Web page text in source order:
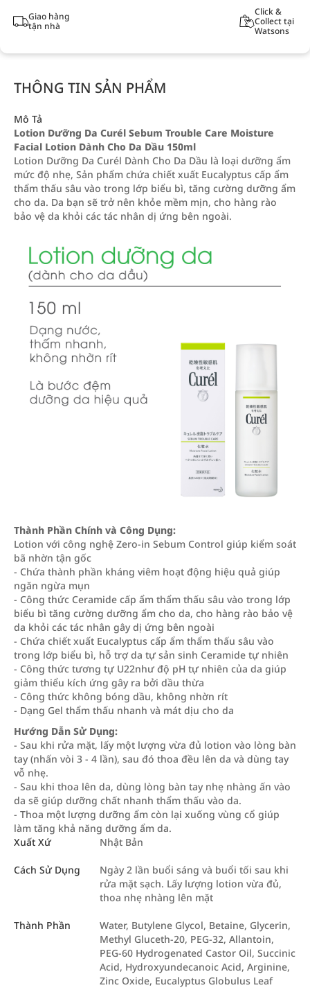
Giao hàng
tận nhà
Click &
Collect tại
Watsons
THÔNG TIN SẢN PHẨM
Mô Tả
Lotion Dưỡng Da Curél Sebum Trouble Care Moisture
Facial Lotion Dành Cho Da Dầu 150ml
Lotion Dưỡng Da Curél Dành Cho Da Dầu là loại dưỡng ẩm
mức độ nhẹ, Sản phẩm chứa chiết xuất Eucalyptus cấp ẩm
thẩm thấu sâu vào trong lớp biểu bì, tăng cường dưỡng ẩm
cho da. Da bạn sẽ trở nên khỏe mềm mịn, cho hàng rào
bảo vệ da khỏi các tác nhân dị ứng bên ngoài.
Thành Phần Chính và Công Dụng:
Lotion với công nghệ Zero-in Sebum Control giúp kiểm soát
bã nhờn tận gốc
- Chứa thành phần kháng viêm hoạt động hiệu quả giúp
ngăn ngừa mụn
- Công thức Ceramide cấp ẩm thẩm thấu sâu vào trong lớp
biểu bì tăng cường dưỡng ẩm cho da, cho hàng rào bảo vệ
da khỏi các tác nhân gây dị ứng bên ngoài
- Chứa chiết xuất Eucalyptus cấp ẩm thẩm thấu sâu vào
trong lớp biểu bì, hỗ trợ da tự sản sinh Ceramide tự nhiên
- Công thức tương tự U22như độ pH tự nhiên của da giúp
giảm thiểu kích ứng gây ra bởi dầu thừa
- Công thức không bóng dầu, không nhờn rít
- Dạng Gel thẩm thấu nhanh và mát dịu cho da
Hướng Dẫn Sử Dụng:
- Sau khi rửa mặt, lấy một lượng vừa đủ lotion vào lòng bàn
tay (nhấn vòi 3 - 4 lần), sau đó thoa đều lên da và dùng tay
vỗ nhẹ.
- Sau khi thoa lên da, dùng lòng bàn tay nhẹ nhàng ấn vào
da sẽ giúp dưỡng chất nhanh thẩm thấu vào da.
- Thoa một lượng dưỡng ẩm còn lại xuống vùng cổ giúp
làm tăng khả năng dưỡng ẩm da.
Xuất Xứ
Nhật Bản
Cách Sử Dụng
Ngày 2 lần buổi sáng và buổi tối sau khi
rửa mặt sạch. Lấy lượng lotion vừa đủ,
thoa nhẹ nhàng lên mặt
Thành Phần
Water, Butylene Glycol, Betaine, Glycerin,
Methyl Gluceth-20, PEG-32, Allantoin,
PEG-60 Hydrogenated Castor Oil, Succinic
Acid, Hydroxyundecanoic Acid, Arginine,
Zinc Oxide, Eucalyptus Globulus Leaf